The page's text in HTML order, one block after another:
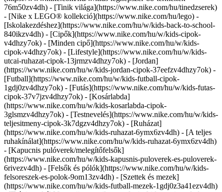
76m50zv4dh) - [Tinik világa](https://www.nike.com/hu/tinedzserek)
- [Nike x LEGO® kollekció](https://www.nike.com/hu/lego) -
[Iskolakezdéshez](https://www.nike.com/hu/w/kids-back-to-school-
840ikzv4dh) - [Cipők](https://www.nike.com/hu/w/kids-cipok-
v4dhzy7ok) - [Minden cipő](https://www.nike.com/hu/w/kids-
cipok-v4dhzy7ok) - [Lifestyle](https://www.nike.com/hu/w/kids-
utcai-ruhazat-cipok-13jrmzv4dhzy7ok) - [Jordan]
(https://www.nike.com/hu/w/kids-jordan-cipok-37eefzv4dhzy7ok) -
[Futball](https://www.nike.com/hu/w/kids-futball-cipok-
1gdj0zv4dhzy7ok) - [Futás](https://www.nike.com/hu/w/kids-futas-
cipok-37v7jzv4dhzy7ok) - [Kosárlabda]
(https://www.nike.com/hu/w/kids-kosarlabda-cipok-
3glsmzv4dhzy7ok) - [Testnevelés](https://www.nike.com/hu/w/kids-
teljesitmeny-cipok-3k7dgzv4dhzy7ok) - [Ruházat]
(https://www.nike.com/hu/w/kids-ruhazat-6ymx6zv4dh) - [A teljes
ruhakínálat](https://www.nike.com/hu/w/kids-ruhazat-6ymx6zv4dh)
- [Kapucnis pulóverek/melegítőfelsők]
(https://www.nike.com/hu/w/kids-kapusnis-puloverek-es-puloverek-
6rivezv4dh) - [Felsők és pólók](https://www.nike.com/hu/w/kids-
felsoreszek-es-polok-9om13zv4dh) - [Szettek és mezek]
(https://www.nike.com/hu/w/kids-futball-mezek-1gdj0z3a41ezv4dh)